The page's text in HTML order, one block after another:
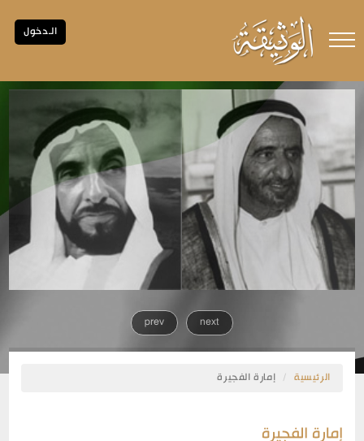
الـدخول
prev next
الرئيسية إمارة الفجيرة
إمارة الفجيرة